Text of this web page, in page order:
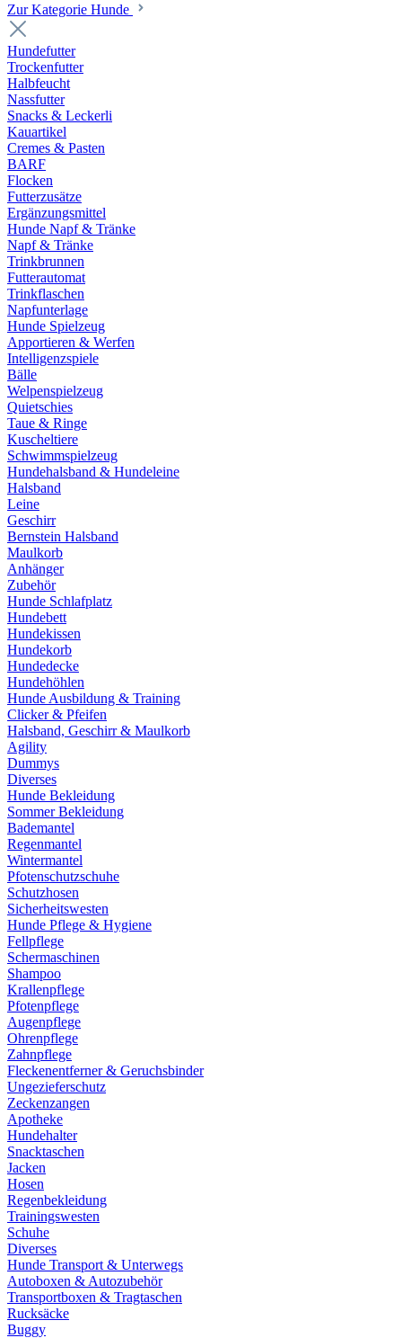
Zur Kategorie Hunde
Hundefutter
Trockenfutter
Halbfeucht
Nassfutter
Snacks & Leckerli
Kauartikel
Cremes & Pasten
BARF
Flocken
Futterzusätze
Ergänzungsmittel
Hunde Napf & Tränke
Napf & Tränke
Trinkbrunnen
Futterautomat
Trinkflaschen
Napfunterlage
Hunde Spielzeug
Apportieren & Werfen
Intelligenzspiele
Bälle
Welpenspielzeug
Quietschies
Taue & Ringe
Kuscheltiere
Schwimmspielzeug
Hundehalsband & Hundeleine
Halsband
Leine
Geschirr
Bernstein Halsband
Maulkorb
Anhänger
Zubehör
Hunde Schlafplatz
Hundebett
Hundekissen
Hundekorb
Hundedecke
Hundehöhlen
Hunde Ausbildung & Training
Clicker & Pfeifen
Halsband, Geschirr & Maulkorb
Agility
Dummys
Diverses
Hunde Bekleidung
Sommer Bekleidung
Bademantel
Regenmantel
Wintermantel
Pfotenschutzschuhe
Schutzhosen
Sicherheitswesten
Hunde Pflege & Hygiene
Fellpflege
Schermaschinen
Shampoo
Krallenpflege
Pfotenpflege
Augenpflege
Ohrenpflege
Zahnpflege
Fleckenentferner & Geruchsbinder
Ungezieferschutz
Zeckenzangen
Apotheke
Hundehalter
Snacktaschen
Jacken
Hosen
Regenbekleidung
Trainingswesten
Schuhe
Diverses
Hunde Transport & Unterwegs
Autoboxen & Autozubehör
Transportboxen & Tragtaschen
Rucksäcke
Buggy